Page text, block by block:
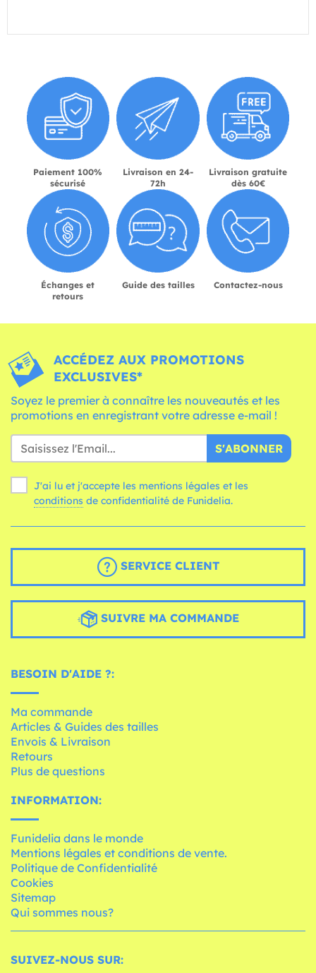
Paiement 100%
sécurisé
Livraison en 24-
72h
Livraison gratuite
dès 60€
Échanges et
retours
Guide des tailles Contactez-nous
ACCÉDEZ AUX PROMOTIONS
EXCLUSIVES*
Soyez le premier à connaître les nouveautés et les
promotions en enregistrant votre adresse e-mail !
S'ABONNER
J'ai lu et j'accepte les mentions légales et les
conditions de confidentialité de Funidelia.
SERVICE CLIENT
SUIVRE MA COMMANDE
BESOIN D'AIDE ?:
Ma commande
Articles & Guides des tailles
Envois & Livraison
Retours
Plus de questions
INFORMATION:
Funidelia dans le monde
Mentions légales et conditions de vente.
Politique de Confidentialité
Cookies
Sitemap
Qui sommes nous?
SUIVEZ-NOUS SUR: